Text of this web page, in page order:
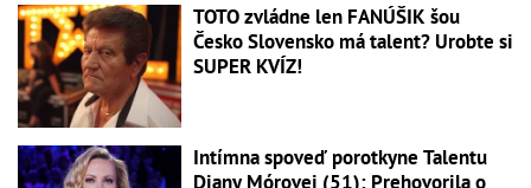
TOTO zvládne len FANÚŠIK šou
Česko Slovensko má talent? Urobte si
SUPER KVÍZ!
Intímna spoveď porotkyne Talentu
Diany Mórovej (51): Prehovorila o